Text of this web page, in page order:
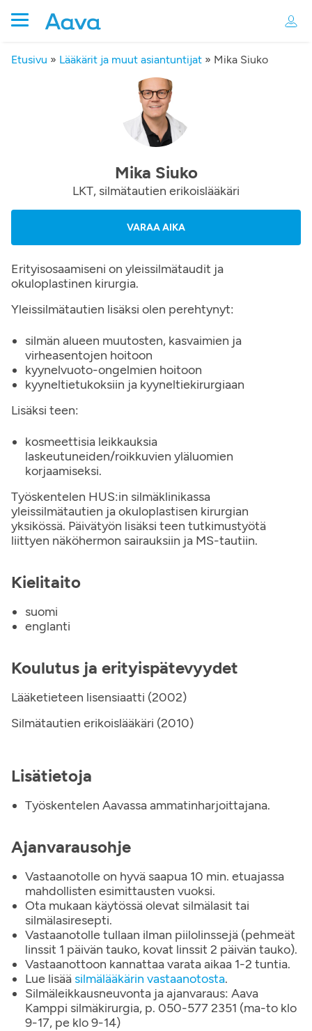
Etusivu » Lääkärit ja muut asiantuntijat » Mika Siuko
Mika Siuko
LKT, silmätautien erikoislääkäri
VARAA AIKA
Erityisosaamiseni on yleissilmätaudit ja
okuloplastinen kirurgia.
Yleissilmätautien lisäksi olen perehtynyt:
silmän alueen muutosten, kasvaimien ja
virheasentojen hoitoon
kyynelvuoto-ongelmien hoitoon
kyyneltietukoksiin ja kyyneltiekirurgiaan
Lisäksi teen:
kosmeettisia leikkauksia
laskeutuneiden/roikkuvien yläluomien
korjaamiseksi.
Työskentelen HUS:in silmäklinikassa
yleissilmätautien ja okuloplastisen kirurgian
yksikössä. Päivätyön lisäksi teen tutkimustyötä
liittyen näköhermon sairauksiin ja MS-tautiin.
Kielitaito
suomi
englanti
Koulutus ja erityispätevyydet
Lääketieteen lisensiaatti (2002)
Silmätautien erikoislääkäri (2010)
Lisätietoja
Työskentelen Aavassa ammatinharjoittajana.
Ajanvarausohje
Vastaanotolle on hyvä saapua 10 min. etuajassa
mahdollisten esimittausten vuoksi.
Ota mukaan käytössä olevat silmälasit tai
silmälasiresepti.
Vastaanotolle tullaan ilman piilolinssejä (pehmeät
linssit 1 päivän tauko, kovat linssit 2 päivän tauko).
Vastaanottoon kannattaa varata aikaa 1-2 tuntia.
Lue lisää silmälääkärin vastaanotosta.
Silmäleikkausneuvonta ja ajanvaraus: Aava
Kamppi silmäkirurgia, p. 050-577 2351 (ma-to klo
9-17, pe klo 9-14)